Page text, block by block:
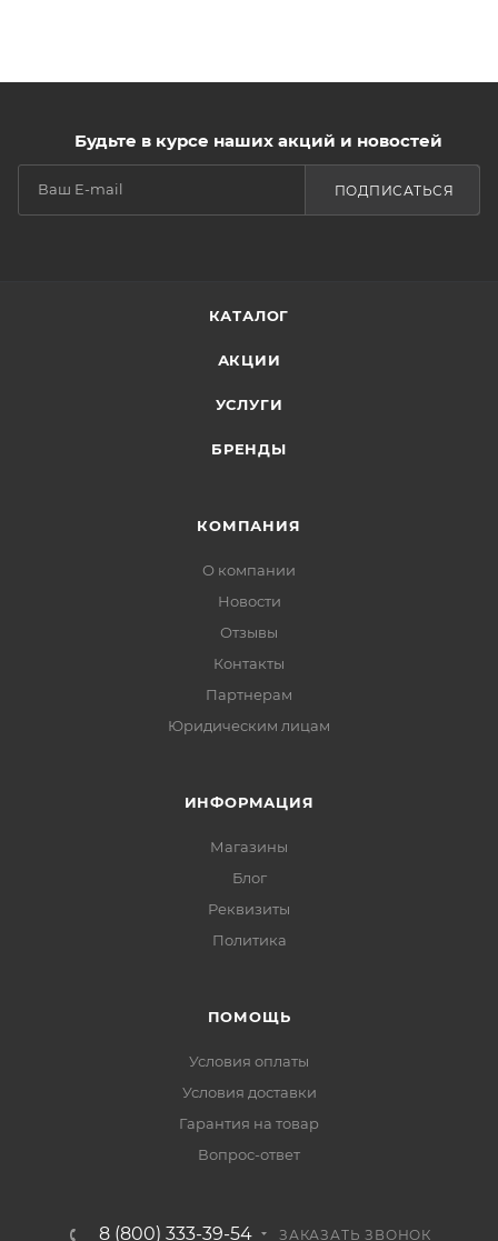
Будьте в курсе наших акций и новостей
ПОДПИСАТЬСЯ
КАТАЛОГ
АКЦИИ
УСЛУГИ
БРЕНДЫ
КОМПАНИЯ
О компании
Новости
Отзывы
Контакты
Партнерам
Юридическим лицам
ИНФОРМАЦИЯ
Магазины
Блог
Реквизиты
Политика
ПОМОЩЬ
Условия оплаты
Условия доставки
Гарантия на товар
Вопрос-ответ
8 (800) 333-39-54 ЗАКАЗАТЬ ЗВОНОК